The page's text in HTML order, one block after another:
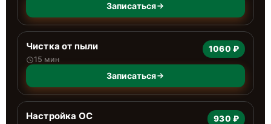
Записаться
Чистка от пыли
15 мин
1060 ₽
Записаться
Настройка ОС 930 ₽